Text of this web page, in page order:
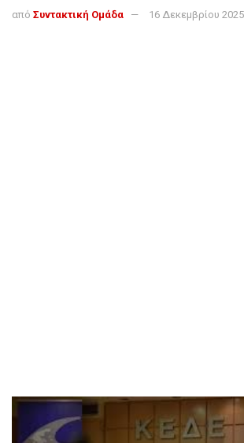
από Συντακτική Ομάδα 16 Δεκεμβρίου 2025